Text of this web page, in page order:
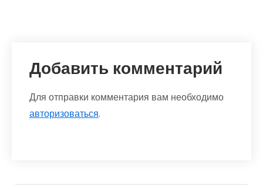
Добавить комментарий
Для отправки комментария вам необходимо
авторизоваться.